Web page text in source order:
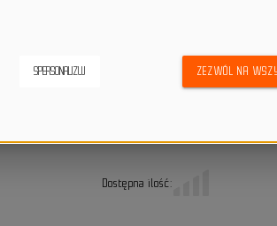
Alternatywne produkty
Dostępna ilość:
SPERSONALIZUJ ZEZWÓL NA